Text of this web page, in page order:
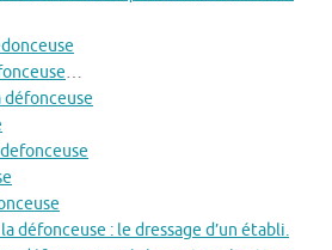
…
défonceuse
défonceuse : le dressage d’un établi.